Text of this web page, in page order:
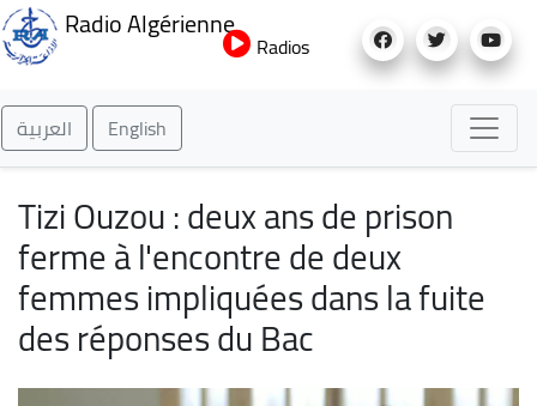
au
Radio Algérienne
Radios
العربية English
Tizi Ouzou : deux ans de prison
ferme à l'encontre de deux
femmes impliquées dans la fuite
des réponses du Bac